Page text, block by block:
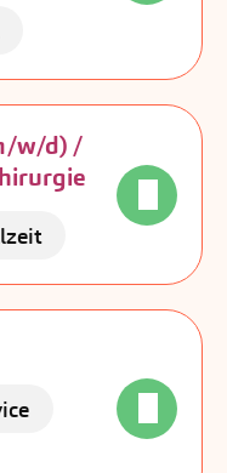
w/d) /